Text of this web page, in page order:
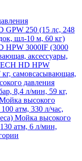
GPW 250 (15 лс, 248
шл-10 м, 60 кг)
HPW 3000IF (3000
аксессуары,
HD HPW
самовсасывающая,
давления
8,4 л/мин, 59 кг,
высокого
атм, 330 л/час,
Мойка высокого
атм, 6 л/мин,